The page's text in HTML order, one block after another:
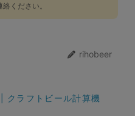
絡ください。
rihobeer
クラフトビール計算機